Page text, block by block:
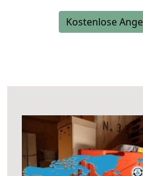
Kostenlose